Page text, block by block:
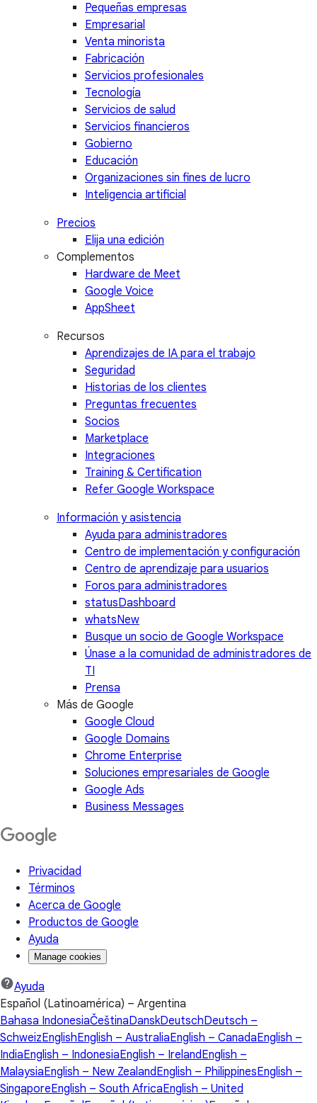
Pequeñas empresas
Empresarial
Venta minorista
Fabricación
Servicios profesionales
Tecnología
Servicios de salud
Servicios financieros
Gobierno
Educación
Organizaciones sin fines de lucro
Inteligencia artificial
Precios
Elija una edición
Complementos
Hardware de Meet
Google Voice
AppSheet
Recursos
Aprendizajes de IA para el trabajo
Seguridad
Historias de los clientes
Preguntas frecuentes
Socios
Marketplace
Integraciones
Training & Certification
Refer Google Workspace
Información y asistencia
Ayuda para administradores
Centro de implementación y configuración
Centro de aprendizaje para usuarios
Foros para administradores
statusDashboard
whatsNew
Busque un socio de Google Workspace
Únase a la comunidad de administradores de
TI
Prensa
Más de Google
Google Cloud
Google Domains
Chrome Enterprise
Soluciones empresariales de Google
Google Ads
Business Messages
Privacidad
Términos
Acerca de Google
Productos de Google
Ayuda
Manage cookies
Ayuda
Español (Latinoamérica) – Argentina
Bahasa IndonesiaČeštinaDanskDeutschDeutsch –
SchweizEnglishEnglish – AustraliaEnglish – CanadaEnglish –
IndiaEnglish – IndonesiaEnglish – IrelandEnglish –
MalaysiaEnglish – New ZealandEnglish – PhilippinesEnglish –
SingaporeEnglish – South AfricaEnglish – United